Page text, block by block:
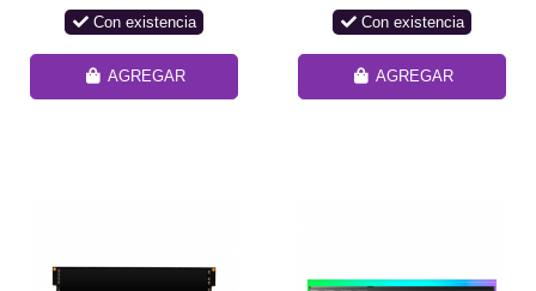
SWHD35G / SOLO VENTA
Con existencia
AGREGAR
ENSAMBLE
Con existencia
AGREGAR